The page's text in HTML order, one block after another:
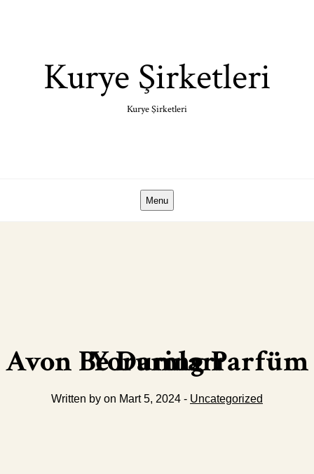
Kurye Şirketleri
Kurye Şirketleri
Menu
Avon Be Daring Parfüm Yorumları
Written by on Mart 5, 2024 - Uncategorized